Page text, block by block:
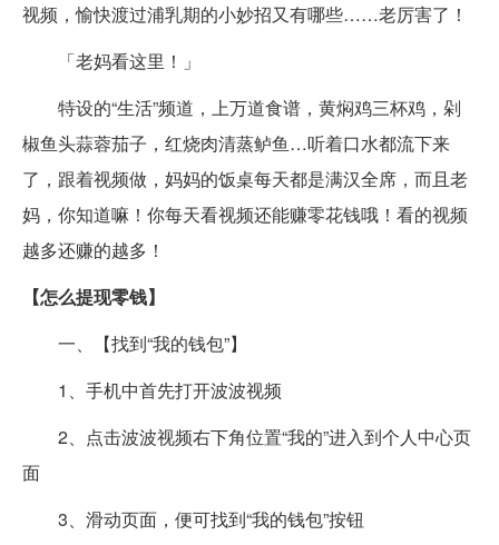
视频，愉快渡过浦乳期的小妙招又有哪些……老厉害了！
「老妈看这里！」
特设的“生活”频道，上万道食谱，黄焖鸡三杯鸡，剁
椒鱼头蒜蓉茄子，红烧肉清蒸鲈鱼…听着口水都流下来
了，跟着视频做，妈妈的饭桌每天都是满汉全席，而且老
妈，你知道嘛！你每天看视频还能赚零花钱哦！看的视频
越多还赚的越多！
【怎么提现零钱】
一、【找到“我的钱包”】
1、手机中首先打开波波视频
2、点击波波视频右下角位置“我的”进入到个人中心页
面
3、滑动页面，便可找到“我的钱包”按钮